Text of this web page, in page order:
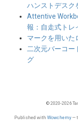
ハンストデスク
Attentive
報：自走式トレ
マークを用いた
二次元バーコー
グ
© 2020-2026
Published with Wowchemy—